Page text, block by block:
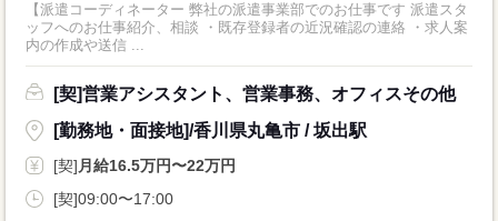
【派遣コーディネーター 弊社の派遣事業部でのお仕事です 派遣スタ
ッフへのお仕事紹介、相談 ・既存登録者の近況確認の連絡 ・求人案
内の作成や送信 ...
[契]営業アシスタント、営業事務、オフィスその他
[勤務地・面接地]/香川県丸亀市 / 坂出駅
[契]月給16.5万円〜22万円
[契]09:00〜17:00